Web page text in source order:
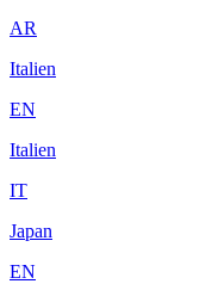
AR
Italien
EN
Italien
IT
Japan
EN